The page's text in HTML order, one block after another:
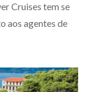
Cruises tem se
aos agentes de